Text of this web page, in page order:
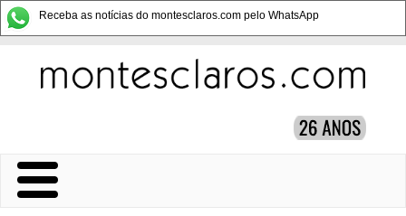
Receba as notícias do montesclaros.com pelo WhatsApp